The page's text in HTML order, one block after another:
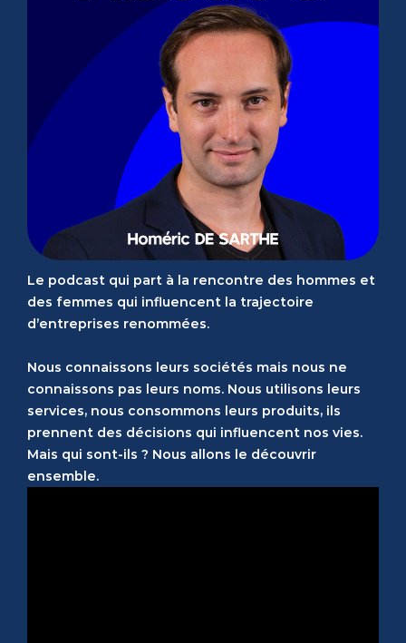
Le podcast qui part à la rencontre des hommes et
des femmes qui influencent la trajectoire
d’entreprises renommées.
Nous connaissons leurs sociétés mais nous ne
connaissons pas leurs noms. Nous utilisons leurs
services, nous consommons leurs produits, ils
prennent des décisions qui influencent nos vies.
Mais qui sont-ils ? Nous allons le découvrir
ensemble.